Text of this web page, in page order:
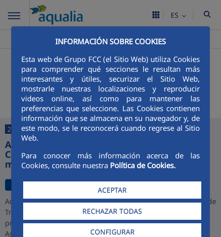
INFORMACIÓN SOBRE COOKIES
Esta web de Grupo FCC (el Sitio Web) utiliza Cookies
para comprender qué secciones le resultan más
interesantes y útiles, securizar el Sitio Web,
mostrarle nuestras localizaciones y reproducir
videos online, así como para mantener las
preferencias que seleccione. Las Cookies contienen
información que se almacena en su navegador y, de
este modo, se le reconocerá cuando regrese al Sitio
Web.
Para conocer más información acerca de las
Cookies, consulte nuestra Política de Cookies.
ACEPTAR
RECHAZAR TODAS
CONFIGURAR
ES
>Martos
+ Buscador
Últimas noticias
27/07/2026
Aqualia desarrollará la depuradora de
Cajamarca y alcanza una cartera de 1.000
millones de euros en Perú
Aqualia ha resultado adjudicataria del proyecto de la Planta de
Tratamiento de Aguas Residuales (PTAR) de Cajamarca,
promovido por PROINVERSIÓN bajo la modalidad de
Asociación Público-Privada (APP), consolidando así su